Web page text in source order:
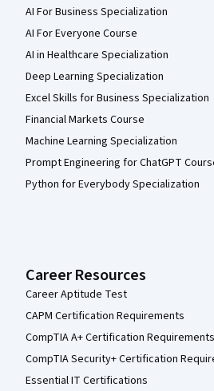
AI For Business Specialization
AI For Everyone Course
AI in Healthcare Specialization
Deep Learning Specialization
Excel Skills for Business Specialization
Financial Markets Course
Machine Learning Specialization
Prompt Engineering for ChatGPT
Python for Everybody Specialization
Career Resources
Career Aptitude Test
CAPM Certification Requirements
CompTIA A+ Certification Requirements
CompTIA Security+ Certification
Essential IT Certifications